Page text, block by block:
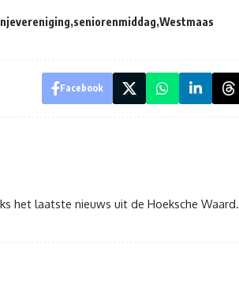
seniorenmiddag Westmaas
Facebook
het laatste nieuws uit de Hoeksche Waard.